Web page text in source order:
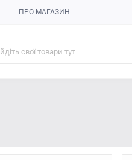
ПРО МАГАЗИН